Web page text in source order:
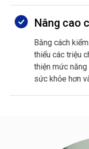
Nâng cao
Bằng cách
thiểu các triệu
thiện mức
sức khỏe hơn